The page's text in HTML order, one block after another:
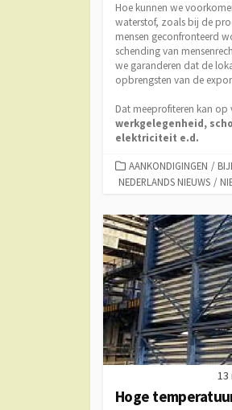
Hoe kunnen we
waterstof, zoals bij de
mensen geconfronteerd
schending van
we garanderen dat de
opbrengsten van de
Dat meeprofiteren kan op
werkgelegenheid,
elektriciteit e.d.
CATEGORIEËN
AANKONDIGINGEN /
NEDERLANDS NIEUWS /
13
Hoge